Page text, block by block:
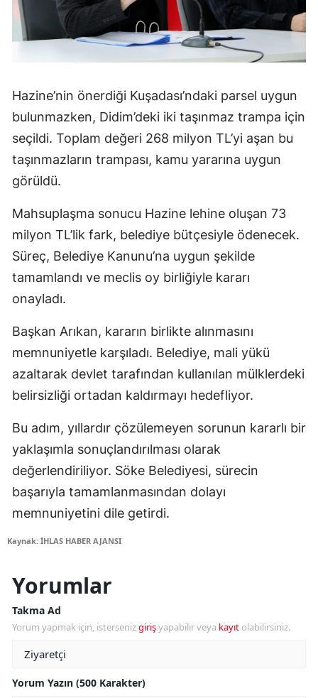
Hazine’nin önerdiği Kuşadası’ndaki parsel uygun
bulunmazken, Didim’deki iki taşınmaz trampa için
seçildi. Toplam değeri 268 milyon TL’yi aşan bu
taşınmazların trampası, kamu yararına uygun
görüldü.
Mahsuplaşma sonucu Hazine lehine oluşan 73
milyon TL’lik fark, belediye bütçesiyle ödenecek.
Süreç, Belediye Kanunu’na uygun şekilde
tamamlandı ve meclis oy birliğiyle kararı
onayladı.
Başkan Arıkan, kararın birlikte alınmasını
memnuniyetle karşıladı. Belediye, mali yükü
azaltarak devlet tarafından kullanılan mülklerdeki
belirsizliği ortadan kaldırmayı hedefliyor.
Bu adım, yıllardır çözülemeyen sorunun kararlı bir
yaklaşımla sonuçlandırılması olarak
değerlendiriliyor. Söke Belediyesi, sürecin
başarıyla tamamlanmasından dolayı
memnuniyetini dile getirdi.
Kaynak: İHLAS HABER AJANSI
Yorumlar
Takma Ad
Yorum yapmak için, istersenizgirişyapabilir veya kayıt olabilirsiniz.
Yorum Yazın (500 Karakter)